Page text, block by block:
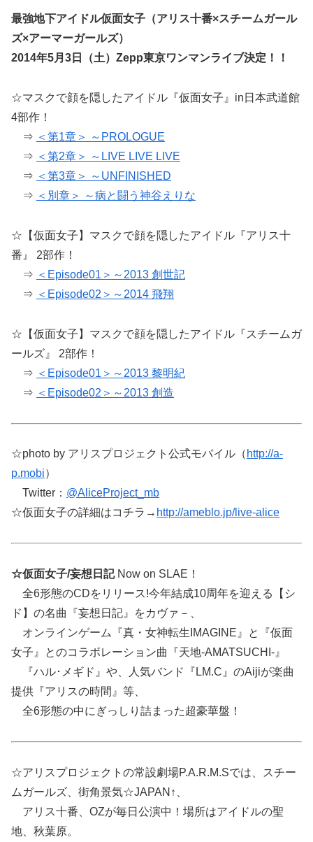
最強地下アイドル仮面女子（アリス十番×スチームガール
ズ×アーマーガールズ）
2014年5月3日（土）Zepp東京ワンマンライブ決定！！
☆マスクで顔を隠したアイドル『仮面女子』in日本武道館
4部作！
⇒ ＜第1章＞ ～PROLOGUE
⇒ ＜第2章＞ ～LIVE LIVE LIVE
⇒ ＜第3章＞ ～UNFINISHED
⇒ ＜別章＞ ～病と闘う神谷えりな
☆【仮面女子】マスクで顔を隠したアイドル『アリス十
番』 2部作！
⇒ ＜Episode01＞～2013 創世記
⇒ ＜Episode02＞～2014 飛翔
☆【仮面女子】マスクで顔を隠したアイドル『スチームガ
ールズ』 2部作！
⇒ ＜Episode01＞～2013 黎明紀
⇒ ＜Episode02＞～2013 創造
☆photo by アリスプロジェクト公式モバイル（ http://a-
p.mobi）
Twitter： @AliceProject_mb
☆仮面女子の詳細はコチラ→ http://ameblo.jp/live-alice
☆仮面女子/妄想日記Now on SLAE！
全6形態のCDをリリース!今年結成10周年を迎える【シ
ド】の名曲『妄想日記』をカヴァ－、
オンラインゲーム『真・女神転生IMAGINE』と『仮面
女子』とのコラボレーション曲『天地-AMATSUCHI-』
『ハル･メギド』や、人気バンド『LM.C』のAijiが楽曲
提供『アリスの時間』等、
全6形態の中にぎっしり詰まった超豪華盤！
☆アリスプロジェクトの常設劇場P.A.R.M.Sでは、スチー
ムガールズ、街角景気☆JAPAN↑、
アリス十番、OZが毎日公演中！場所はアイドルの聖
地、秋葉原。